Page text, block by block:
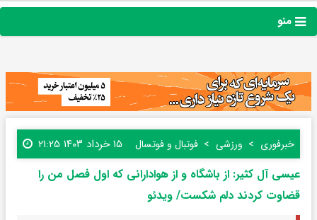
منو
خبرفوری ورزشی فوتبال و فوتسال ۱۵ خرداد ۱۴۰۳ ۲۱:۲۵
عیسی آل کثیر: از باشگاه و از هوادارانی که اول فصل من را
قضاوت کردند دلم شکست/ ویدئو